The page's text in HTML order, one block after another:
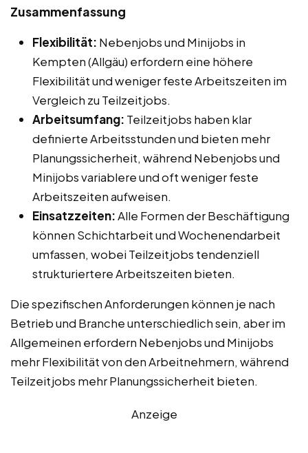
Zusammenfassung
Flexibilität: Nebenjobs und Minijobs in
Kempten (Allgäu) erfordern eine höhere
Flexibilität und weniger feste Arbeitszeiten im
Vergleich zu Teilzeitjobs.
Arbeitsumfang: Teilzeitjobs haben klar
definierte Arbeitsstunden und bieten mehr
Planungssicherheit, während Nebenjobs und
Minijobs variablere und oft weniger feste
Arbeitszeiten aufweisen.
Einsatzzeiten:Alle Formen der Beschäftigung
können Schichtarbeit und Wochenendarbeit
umfassen, wobei Teilzeitjobs tendenziell
strukturiertere Arbeitszeiten bieten.
Die spezifischen Anforderungen können je nach
Betrieb und Branche unterschiedlich sein, aber im
Allgemeinen erfordern Nebenjobs und Minijobs
mehr Flexibilität von den Arbeitnehmern, während
Teilzeitjobs mehr Planungssicherheit bieten.
Anzeige